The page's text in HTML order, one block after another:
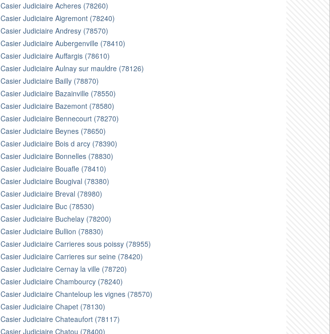
Casier Judiciaire Acheres (78260)
Casier Judiciaire Aigremont (78240)
Casier Judiciaire Andresy (78570)
Casier Judiciaire Aubergenville (78410)
Casier Judiciaire Auffargis (78610)
Casier Judiciaire Aulnay sur mauldre (78126)
Casier Judiciaire Bailly (78870)
Casier Judiciaire Bazainville (78550)
Casier Judiciaire Bazemont (78580)
Casier Judiciaire Bennecourt (78270)
Casier Judiciaire Beynes (78650)
Casier Judiciaire Bois d arcy (78390)
Casier Judiciaire Bonnelles (78830)
Casier Judiciaire Bouafle (78410)
Casier Judiciaire Bougival (78380)
Casier Judiciaire Breval (78980)
Casier Judiciaire Buc (78530)
Casier Judiciaire Buchelay (78200)
Casier Judiciaire Bullion (78830)
Casier Judiciaire Carrieres sous poissy (78955)
Casier Judiciaire Carrieres sur seine (78420)
Casier Judiciaire Cernay la ville (78720)
Casier Judiciaire Chambourcy (78240)
Casier Judiciaire Chanteloup les vignes (78570)
Casier Judiciaire Chapet (78130)
Casier Judiciaire Chateaufort (78117)
Casier Judiciaire Chatou (78400)